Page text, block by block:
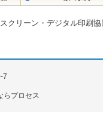
クリーン・デジタル印刷協
7
らプロセス